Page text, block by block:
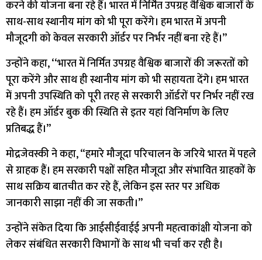
करने की योजना बना रहे हैं। भारत में निर्मित उपग्रह वैश्विक बाजारों के
साथ-साथ स्थानीय मांग को भी पूरा करेंगे। हम भारत में अपनी
मौजूदगी को केवल सरकारी ऑर्डर पर निर्भर नहीं बना रहे हैं।”
उन्होंने कहा, ‘‘भारत में निर्मित उपग्रह वैश्विक बाजारों की जरूरतों को
पूरा करेंगे और साथ ही स्थानीय मांग को भी सहायता देंगे। हम भारत
में अपनी उपस्थिति को पूरी तरह से सरकारी ऑर्डरों पर निर्भर नहीं रख
रहे हैं। हम ऑर्डर बुक की स्थिति से इतर यहां विनिर्माण के लिए
प्रतिबद्ध हैं।’’
मोद्रजेवस्की ने कहा, “हमारे मौजूदा परिचालन के जरिये भारत में पहले
से ग्राहक हैं। हम सरकारी पक्षों सहित मौजूदा और संभावित ग्राहकों के
साथ सक्रिय बातचीत कर रहे हैं, लेकिन इस स्तर पर अधिक
जानकारी साझा नहीं की जा सकती।”
उन्होंने संकेत दिया कि आईसीईवाईई अपनी महत्वाकांक्षी योजना को
लेकर संबंधित सरकारी विभागों के साथ भी चर्चा कर रही है।